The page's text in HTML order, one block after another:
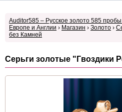
Auditor585 – Русское золото 585
Европе и Англии › Магазин › Золото ›
без Камней
Серьги золотые "Гвоздики